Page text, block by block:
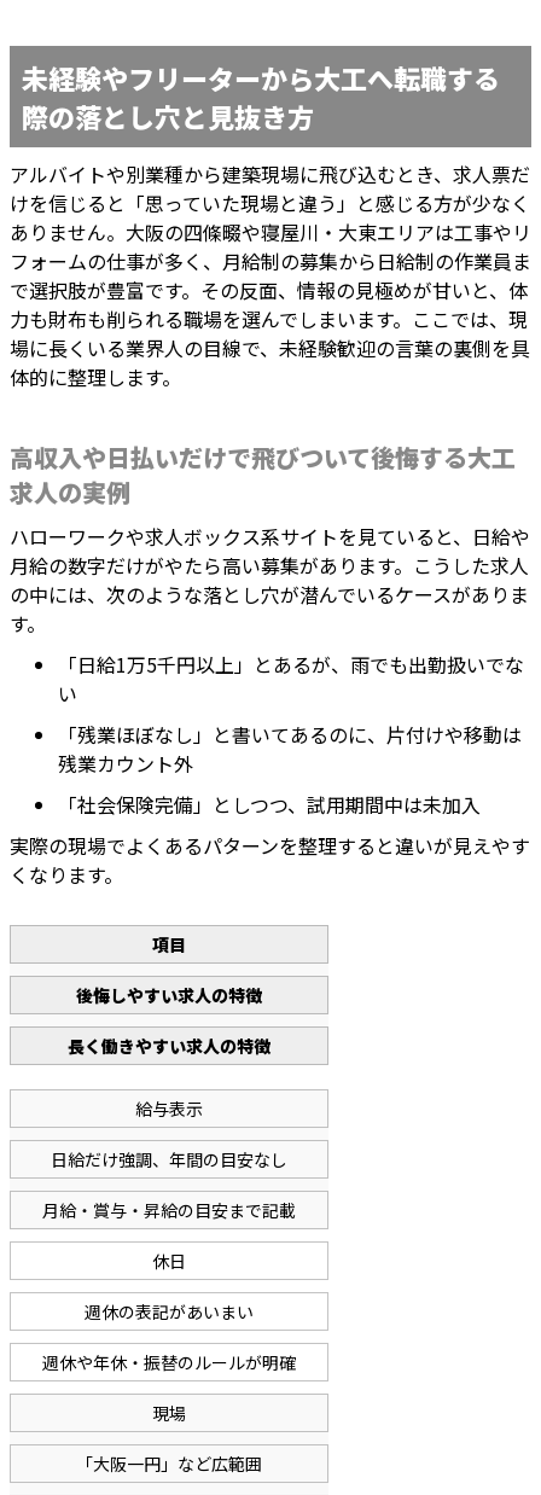
未経験やフリーターから大工へ転職する
際の落とし穴と見抜き方
アルバイトや別業種から建築現場に飛び込むとき、求人票だ
けを信じると「思っていた現場と違う」と感じる方が少なく
ありません。大阪の四條畷や寝屋川・大東エリアは工事やリ
フォームの仕事が多く、月給制の募集から日給制の作業員ま
で選択肢が豊富です。その反面、情報の見極めが甘いと、体
力も財布も削られる職場を選んでしまいます。ここでは、現
場に長くいる業界人の目線で、未経験歓迎の言葉の裏側を具
体的に整理します。
高収入や日払いだけで飛びついて後悔する大工
求人の実例
ハローワークや求人ボックス系サイトを見ていると、日給や
月給の数字だけがやたら高い募集があります。こうした求人
の中には、次のような落とし穴が潜んでいるケースがありま
す。
「日給1万5千円以上」とあるが、雨でも出勤扱いでな
い
「残業ほぼなし」と書いてあるのに、片付けや移動は
残業カウント外
「社会保険完備」としつつ、試用期間中は未加入
実際の現場でよくあるパターンを整理すると違いが見えやす
くなります。
項目
後悔しやすい求人の特徴
長く働きやすい求人の特徴
給与表示
日給だけ強調、年間の目安なし
月給・賞与・昇給の目安まで記載
休日
週休の表記があいまい
週休や年休・振替のルールが明確
現場
「大阪一円」など広範囲